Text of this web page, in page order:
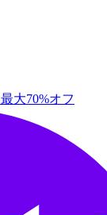
最大70%オフ